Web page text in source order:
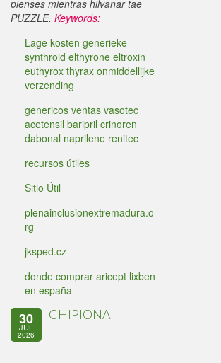
pienses mientras hilvanar tae
PUZZLE. Keywords:
Lage kosten generieke
synthroid elthyrone eltroxin
euthyrox thyrax onmiddellijke
verzending
genericos ventas vasotec
acetensil baripril crinoren
dabonal naprilene renitec
recursos útiles
Sitio Útil
plenainclusionextremadura.o
rg
jksped.cz
donde comprar aricept lixben
en españa
30
JUL
2026
CHIPIONA